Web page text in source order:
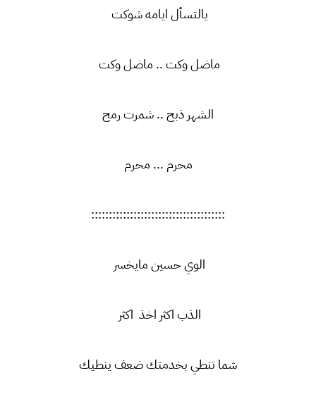
يالتسأل ايامه شوكت
ماضل وكت .. ماضل وكت
الشهر ذبح .. شمرت رمح
محرم ... محرم
::::::::::::::::::::::::::::::::::::::
الوي حسين مايخسر
الذب اكثر اخذ اكثر
شما تنطي بخدمتك ضعف ينطيك